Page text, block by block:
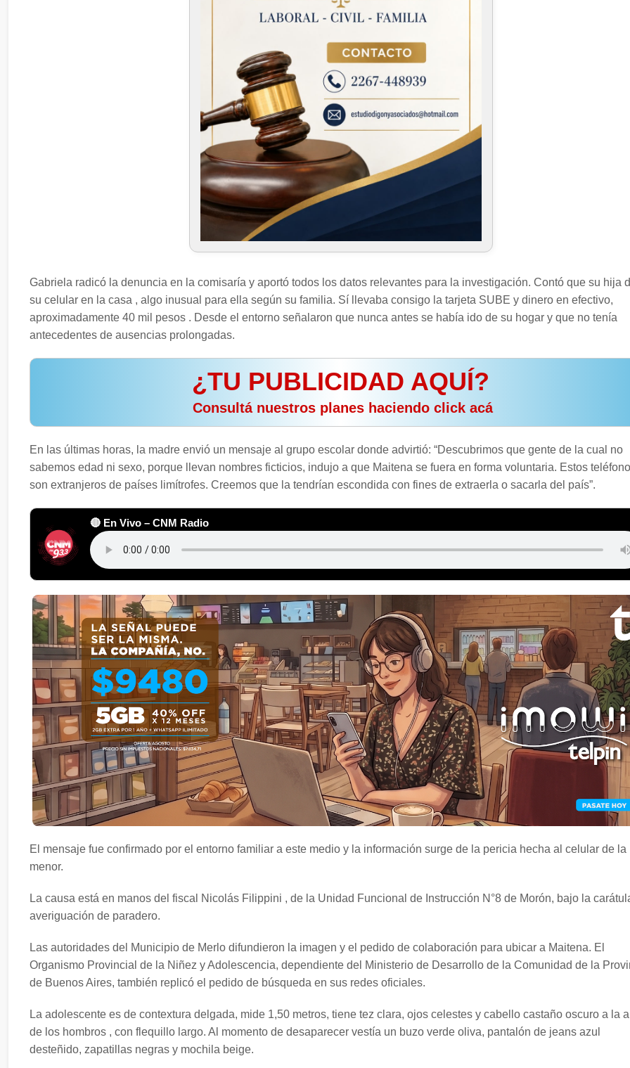
Gabriela radicó la denuncia en la comisaría y aportó todos los datos relevantes para la investigación. Contó que su hija
su celular en la casa , algo inusual para ella según su familia. Sí llevaba consigo la tarjeta SUBE y dinero en efectivo,
aproximadamente 40 mil pesos . Desde el entorno señalaron que nunca antes se había ido de su hogar y que no tenía
antecedentes de ausencias prolongadas.
¿TU PUBLICIDAD AQUÍ?
️ Consultá nuestros planes haciendo click acá
En las últimas horas, la madre envió un mensaje al grupo escolar donde advirtió: “Descubrimos que gente de la cual no
sabemos edad ni sexo, porque llevan nombres ficticios, indujo a que Maitena se fuera en forma voluntaria. Estos
son extranjeros de países limítrofes. Creemos que la tendrían escondida con fines de extraerla o sacarla del país”.
🔴 En Vivo – CNM Radio
El mensaje fue confirmado por el entorno familiar a este medio y la información surge de la pericia hecha al celular de la
menor.
La causa está en manos del fiscal Nicolás Filippini , de la Unidad Funcional de Instrucción N°8 de Morón, bajo la
averiguación de paradero.
Las autoridades del Municipio de Merlo difundieron la imagen y el pedido de colaboración para ubicar a Maitena. El
Organismo Provincial de la Niñez y Adolescencia, dependiente del Ministerio de Desarrollo de la Comunidad de la
de Buenos Aires, también replicó el pedido de búsqueda en sus redes oficiales.
La adolescente es de contextura delgada, mide 1,50 metros, tiene tez clara, ojos celestes y cabello castaño oscuro a la
de los hombros , con flequillo largo. Al momento de desaparecer vestía un buzo verde oliva, pantalón de jeans azul
desteñido, zapatillas negras y mochila beige.